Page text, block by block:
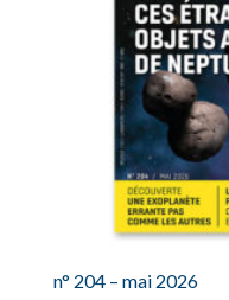
n° 204 – mai 2026